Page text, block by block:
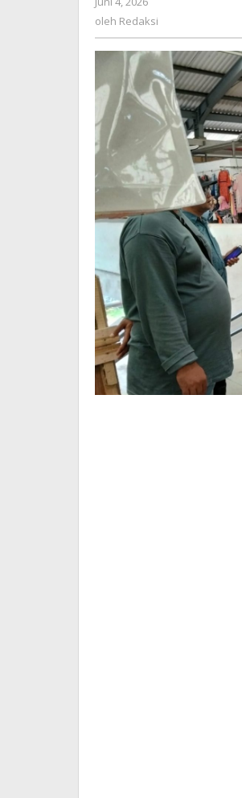
Redaksi
oleh Redaksi